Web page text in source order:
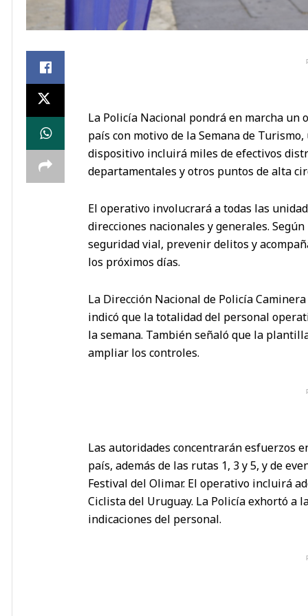
La Policía Nacional pondrá en marcha un
país con motivo de la Semana de
dispositivo incluirá miles de efectivos
departamentales y otros puntos de alta
El operativo involucrará a todas las
direcciones nacionales y generales.
seguridad vial, prevenir delitos y
los próximos días.
La Dirección Nacional de Policía
indicó que la totalidad del personal
la semana. También señaló que la
ampliar los controles.
Las autoridades concentrarán esfuerzos
país, además de las rutas 1, 3 y 5, y de
Festival del Olimar. El operativo incluirá
Ciclista del Uruguay. La Policía exhortó a
indicaciones del personal.